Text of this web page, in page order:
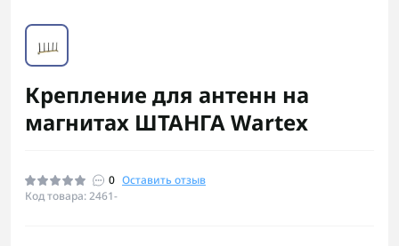
Крепление для антенн на
магнитах ШТАНГА Wartex
0 Оставить отзыв
Код товара: 2461-